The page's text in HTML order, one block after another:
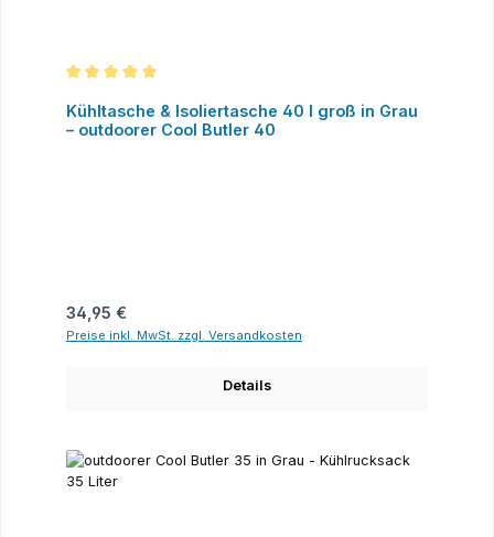
Kühltasche & Isoliertasche 40 l groß in Grau
– outdoorer Cool Butler 40
Regulärer Preis:
34,95 €
Preise inkl. MwSt. zzgl. Versandkosten
Details